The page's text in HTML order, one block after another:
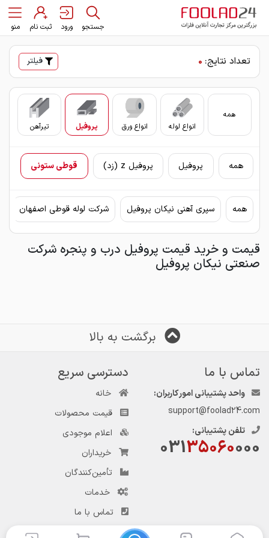
جستجو ورود ثبت نام منو
تعداد نتایج: 0 فیلتر
همه
انواع لوله
انواع ورق پروفیل تیرآهن
همه پروفیل پروفیل z (زد) قوطی ستونی
همه سپری آهنی نیکان پروفیل شرکت لوله قوطی اصفهان
قیمت و خرید قیمت پروفیل درب و پنجره شرکت
صنعتی نیکان پروفیل
برگشت به بالا
تماس با ما
واحد پشتیبانی امور کاربران:
support@foolad24.com
تلفن پشتیبانی:
03135060000
دسترسی سریع
خانه
قیمت محصولات
اعلام موجودی
خریداران
تأمین‌کنندگان
خدمات
تماس با ما